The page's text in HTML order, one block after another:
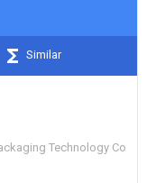
Similar
Technology Co